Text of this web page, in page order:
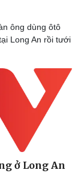
ông dùng ôtô
Long An rồi tưới
ở Long An